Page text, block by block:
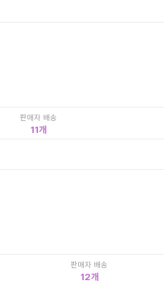
판매자 배송
11
판매자 배송
12